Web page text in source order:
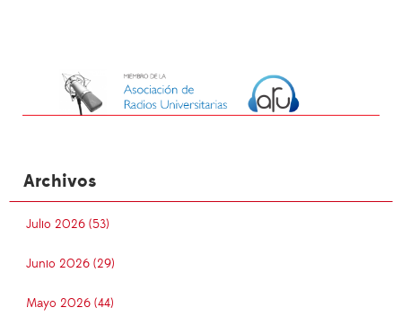
Archivos
Julio 2026 (53)
Junio 2026 (29)
Mayo 2026 (44)